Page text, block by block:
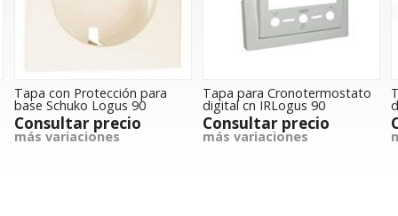
Tapa para Cronotermostato
digital cn IRLogus 90
Consultar precio
más variaciones
Tapa para Cronotermostato
digital Logus 90
Consultar precio
más variaciones